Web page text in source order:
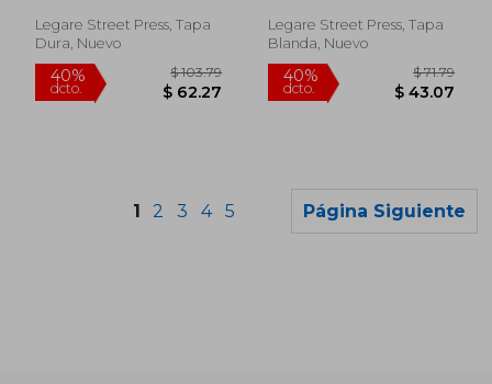
Theory and Natural
History of Strata,
W (en Inglés)
Legare Street Press, Tapa
Dura, Nuevo
Excavators in Open-
pit Mining (en Inglés)
Legare Street Press, Tapa
Blanda, Nuevo
1 2 3 4 5 Página Siguiente